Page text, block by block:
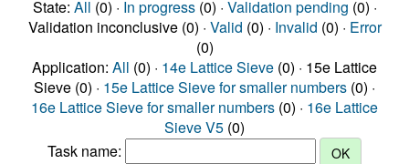
State: All (0) · In progress(0) · Validation pending (0) ·
Validation inconclusive (0) · Valid (0) · Invalid (0) · Error
(0)
Application: All (0) · 14e Lattice Sieve (0) · 15e Lattice
Sieve (0) · 15e Lattice Sieve for smaller numbers (0) ·
16e Lattice Sieve for smaller numbers (0) · 16e Lattice
Sieve V5 (0)
Task name: